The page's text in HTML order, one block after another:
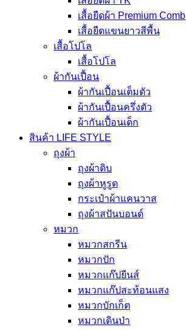
เสื้อยืดผ้า Premium Comb
เสื้อยืดแขนยาวสีพื้น
เสื้อโปโล
เสื้อโปโล
ผ้ากันเปื้อน
ผ้ากันเปื้อนเต็มตัว
ผ้ากันเปื้อนครึ่งตัว
ผ้ากันเปื้อนเด็ก
สินค้า LIFE STYLE
ถุงผ้า
ถุงผ้าดิบ
ถุงผ้าหูรูด
กระเป๋าผ้าแคนวาส
ถุงผ้าสปันบอนด์
หมวก
หมวกสกรีน
หมวกปัก
หมวกแก๊ปยีนส์
หมวกแก๊ปสะท้อนแสง
หมวกบักเก็ต
หมวกเดินป่า